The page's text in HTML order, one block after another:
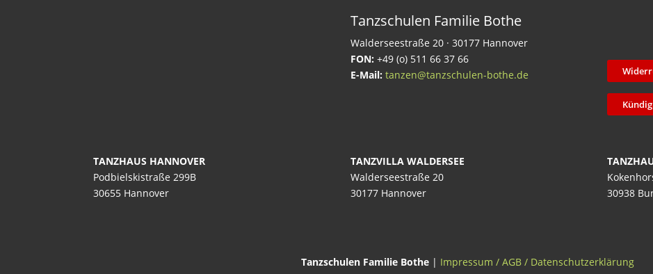
Tanzschulen Familie Bothe
Walderseestraße 20 · 30177 Hannover
FON: +49 (o) 511 66 37 66
E-Mail: tanzen@tanzschulen-bothe.de
TANZHAUS HANNOVER
Podbielskistraße 299B
30655 Hannover
TANZVILLA WALDERSEE
Walderseestraße 20
30177 Hannover
30938
Tanzschulen Familie Bothe| Impressum / AGB / Datenschutzerklärung